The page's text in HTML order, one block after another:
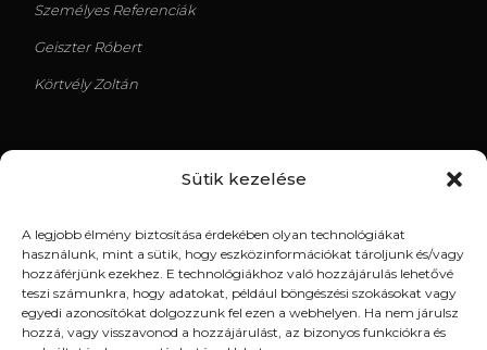
Sütik kezelése
A legjobb élmény biztosítása érdekében olyan technológiákat
használunk, mint a sütik, hogy eszközinformációkat tároljunk és/vagy
hozzáférjünk ezekhez. E technológiákhoz való hozzájárulás lehetővé
teszi számunkra, hogy adatokat, például böngészési szokásokat vagy
egyedi azonosítókat dolgozzunk fel ezen a webhelyen. Ha nem járulsz
hozzá, vagy visszavonod a hozzájárulást, az bizonyos funkciókra és
Személyes Referenciák
Geiszter Róbert
Körtvély Zoltán
Kispest Uszoda
Tündér utca
18. kerület, Üllői út – Társasház